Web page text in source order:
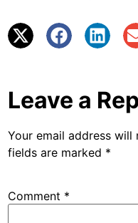
Leave a
Your email address will
fields are marked *
Comment *